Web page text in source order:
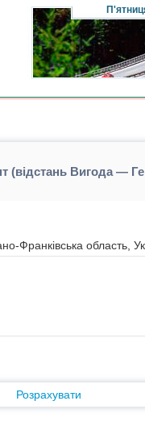
(відстань Вигода —
Розрахувати